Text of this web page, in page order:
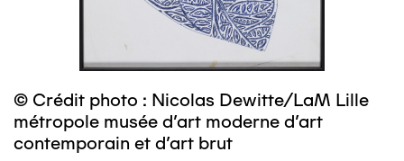
© Crédit photo : Nicolas Dewitte/LaM Lille
métropole musée d’art moderne d’art
contemporain et d’art brut